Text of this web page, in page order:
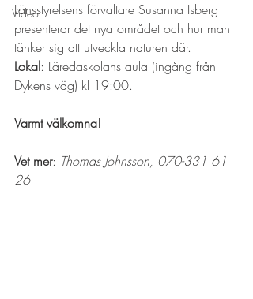
Video
Länsstyrelsens förvaltare Susanna Isberg
presenterar det nya området och hur man
tänker sig att utveckla naturen där.
Lokal: Läredaskolans aula (ingång från
Dykens väg) kl 19:00.
Varmt välkomna!
Vet mer: Thomas Johnsson, 070-331 61
26